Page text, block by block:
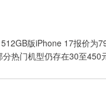
版iPhone 17报价为
热门机型仍存在30至450